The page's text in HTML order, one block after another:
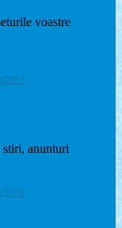
voastre
!
anunturi